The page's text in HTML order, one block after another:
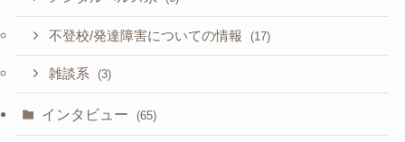
不登校/発達障害についての情報 (17)
雑談系 (3)
インタビュー (65)